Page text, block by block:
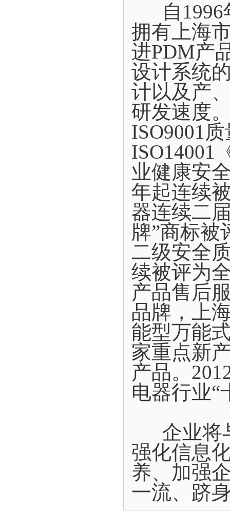
自1996
拥有上海
进PDM产
设计系统
计以及产
研发速度
ISO9001
ISO14001
业健康安
年起连续
器连续二
牌”商标被
二级安全
续被评为
产品售后
品牌，上
能型万能
家重点新
产品。
电器行业“
企业将
强化信息
养、加强
一流、跻